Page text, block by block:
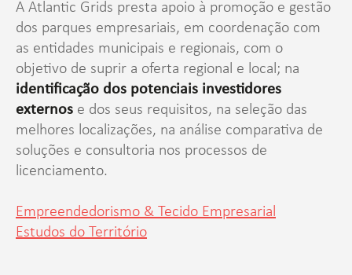
A Atlantic Grids presta apoio à promoção e gestão
dos parques empresariais, em coordenação com
as entidades municipais e regionais, com o
objetivo de suprir a oferta regional e local; na
identificação dos potenciais investidores
externos e dos seus requisitos, na seleção das
melhores localizações, na análise comparativa de
soluções e consultoria nos processos de
licenciamento.
Empreendedorismo & Tecido Empresarial
Estudos do Território